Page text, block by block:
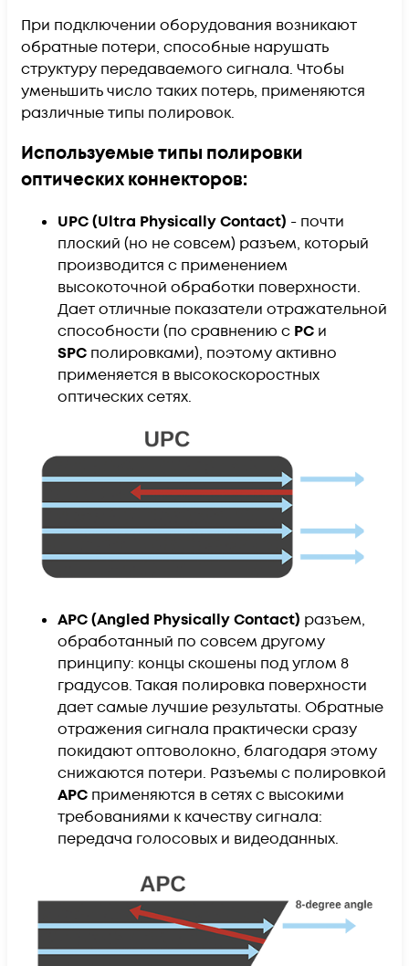
При подключении оборудования возникают
обратные потери, способные нарушать
структуру передаваемого сигнала. Чтобы
уменьшить число таких потерь, применяются
различные типы полировок.
Используемые типы полировки
оптических коннекторов:
UPC (Ultra Physically Contact) - почти
плоский (но не совсем) разъем, который
производится с применением
высокоточной обработки поверхности.
Дает отличные показатели отражательной
способности (по сравнению с PC и
SPC полировками), поэтому активно
применяется в высокоскоростных
оптических сетях.
APC (Angled Physically Contact) разъем,
обработанный по совсем другому
принципу: концы скошены под углом 8
градусов. Такая полировка поверхности
дает самые лучшие результаты. Обратные
отражения сигнала практически сразу
покидают оптоволокно, благодаря этому
снижаются потери. Разъемы с полировкой
APC применяются в сетях с высокими
требованиями к качеству сигнала:
передача голосовых и видеоданных.